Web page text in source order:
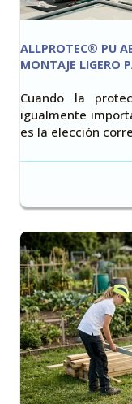
ALLPROTEC® PU
MONTAJE LIGERO
Cuando la
igualmente
es la elección